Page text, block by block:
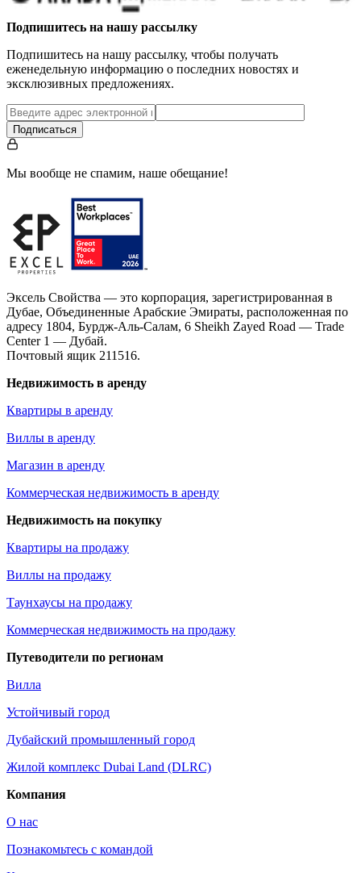
Подпишитесь на нашу рассылку
Подпишитесь на нашу рассылку, чтобы получать
еженедельную информацию о последних новостях и
эксклюзивных предложениях.
Подписаться
Мы вообще не спамим, наше обещание!
Эксель Свойства — это корпорация, зарегистрированная в
Дубае, Объединенные Арабские Эмираты, расположенная по
адресу 1804, Бурдж-Аль-Салам, 6 Sheikh Zayed Road — Trade
Center 1 — Дубай.
Почтовый ящик 211516.
Недвижимость в аренду
Квартиры в аренду
Виллы в аренду
Магазин в аренду
Коммерческая недвижимость в аренду
Недвижимость на покупку
Квартиры на продажу
Виллы на продажу
Таунхаусы на продажу
Коммерческая недвижимость на продажу
Путеводители по регионам
Вилла
Устойчивый город
Дубайский промышленный город
Жилой комплекс Dubai Land (DLRC)
Компания
О нас
Познакомьтесь с командой